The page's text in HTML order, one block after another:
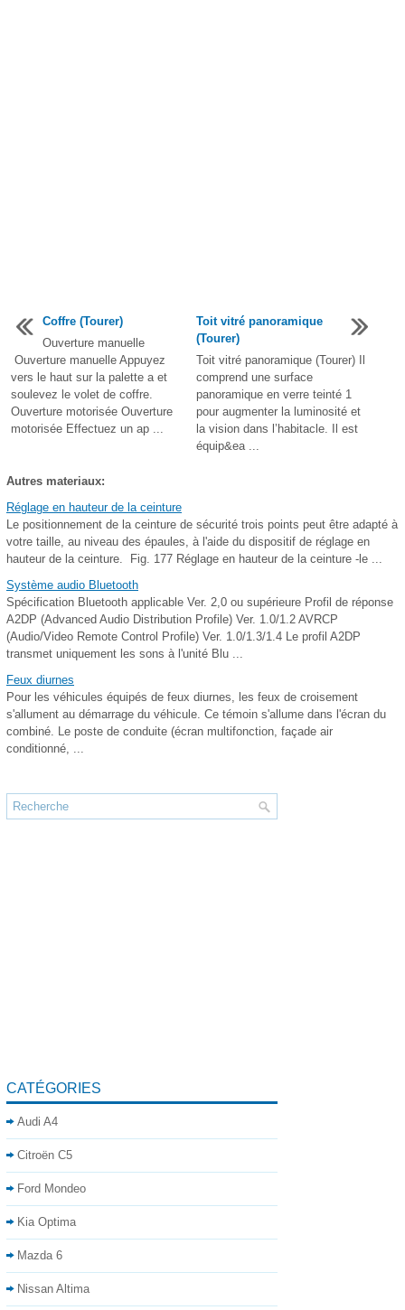
Coffre (Tourer)
Ouverture manuelle
Ouverture manuelle Appuyez
vers le haut sur la palette a et
soulevez le volet de coffre.
Ouverture motorisée Ouverture
motorisée Effectuez un ap ...
Toit vitré panoramique
(Tourer)
Toit vitré panoramique (Tourer) Il
comprend une surface
panoramique en verre teinté 1
pour augmenter la luminosité et
la vision dans l’habitacle. Il est
équip&ea ...
Autres materiaux:
Réglage en hauteur de la ceinture
Le positionnement de la ceinture de sécurité trois points peut être adapté à
votre taille, au niveau des épaules, à l'aide du dispositif de réglage en
hauteur de la ceinture. Fig. 177 Réglage en hauteur de la ceinture -le ...
Système audio Bluetooth
Spécification Bluetooth applicable Ver. 2,0 ou supérieure Profil de réponse
A2DP (Advanced Audio Distribution Profile) Ver. 1.0/1.2 AVRCP
(Audio/Video Remote Control Profile) Ver. 1.0/1.3/1.4 Le profil A2DP
transmet uniquement les sons à l'unité Blu ...
Feux diurnes
Pour les véhicules équipés de feux diurnes, les feux de croisement
s'allument au démarrage du véhicule. Ce témoin s'allume dans l'écran du
combiné. Le poste de conduite (écran multifonction, façade air
conditionné, ...
CATÉGORIES
Audi A4
Citroën C5
Ford Mondeo
Kia Optima
Mazda 6
Nissan Altima